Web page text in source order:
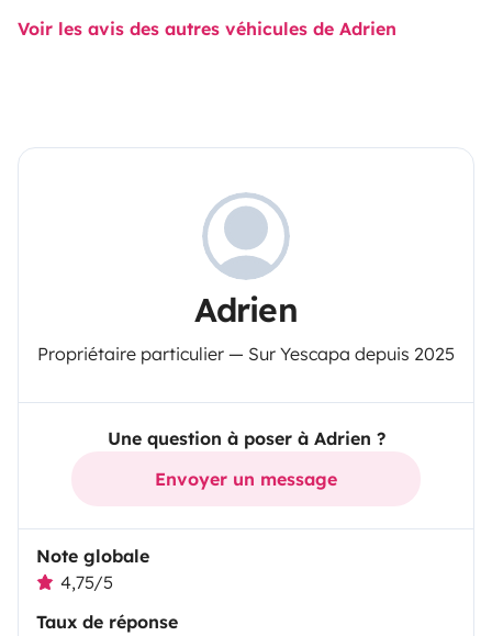
Voir les avis des autres véhicules de Adrien
Adrien
Propriétaire particulier — Sur Yescapa depuis 2025
Une question à poser à Adrien ?
Envoyer un message
Note globale
4,75/5
Taux de réponse